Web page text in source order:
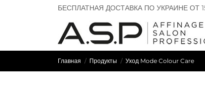
БЕСПЛАТНАЯ ДОСТАВКА ПО УКРАИНЕ ОТ
Главная Продукты Уход Mode Colour Care